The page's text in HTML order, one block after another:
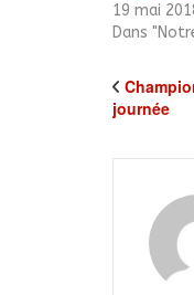
19 mai
Dans
journée